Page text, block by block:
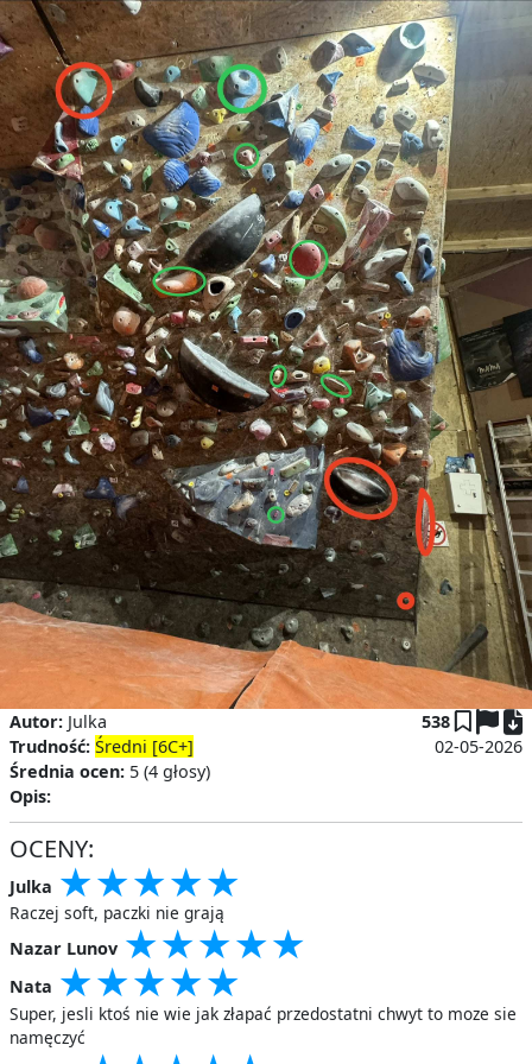
Autor: Julka
Trudność: Średni [6C+]
Średnia ocen: 5 (4 głosy)
538
02-05-2026
Opis:
OCENY:
Julka ★
★★
★★★
★★★★
★★★★★
Raczej soft, paczki nie grają
Nazar Lunov ★
★★
★★★
★★★★
★★★★★
Nata ★
★★
★★★
★★★★
★★★★★
Super, jesli ktoś nie wie jak złapać przedostatni chwyt to moze sie
namęczyć